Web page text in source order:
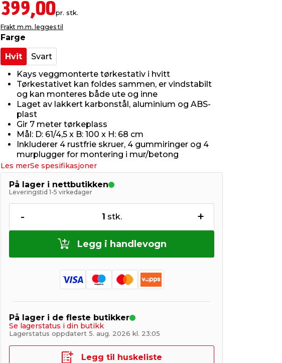
399,00pr. stk.
Frakt m.m. legges til
Farge
Hvit
Svart
Kays veggmonterte tørkestativ i hvitt
Tørkestativet kan foldes sammen, er vindstabilt
og kan monteres både ute og inne
Laget av lakkert karbonstål, aluminium og ABS-
plast
Gir 7 meter tørkeplass
Mål: D: 61/4,5 x B: 100 x H: 68 cm
Inkluderer 4 rustfrie skruer, 4 gummiringer og 4
murplugger for montering i mur/betong
Les merSe spesifikasjoner
På lager i nettbutikken
Leveringstid 1-5 virkedager
- 1 stk. +
Legg i handlevogn
På lager i de fleste butikker
Se lagerstatus i din butikk
Lagerstatus oppdatert 5. aug. 2026 kl. 23:05
Legg til huskeliste